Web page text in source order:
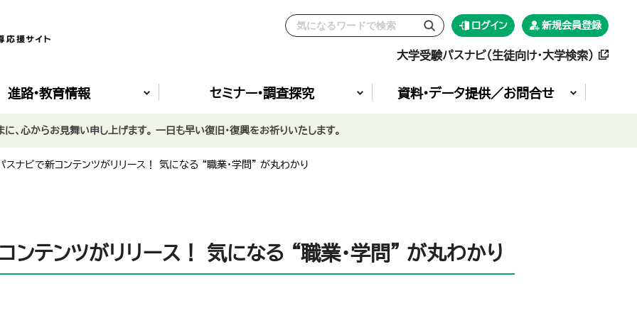
ログイン 新規会員登録
大学受験パスナビ（生徒向け・大学検索）
進路•教育情報 セミナー•調査探究 資料•データ提供／お問合せ
スナビで新コンテンツがリリース！ 気になる “職業・学問” が丸わかり
ンテンツがリリース！ 気になる “職業・学問” が丸わかり
心からお見舞い申し上げます。 一日も早い復旧・復興をお祈りいたします。